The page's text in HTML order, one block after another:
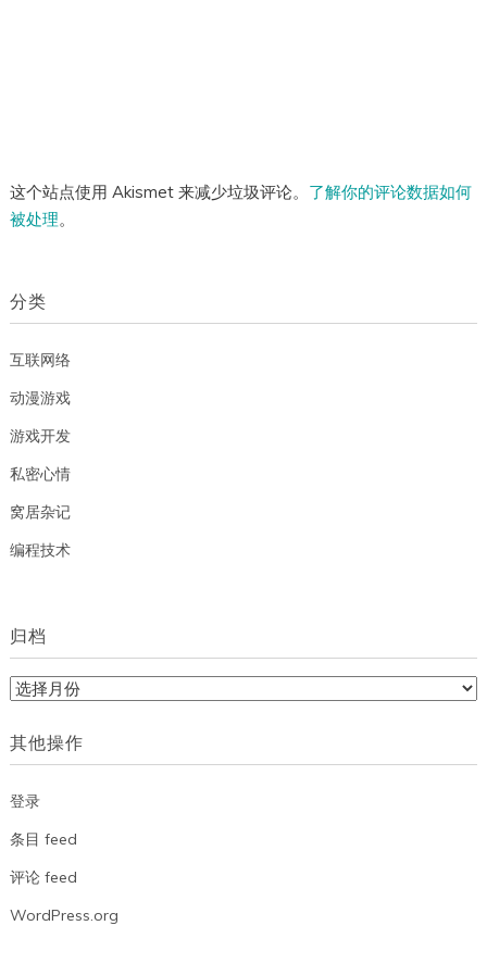
这个站点使用 Akismet 来减少垃圾评论。 了解你的评论数据如何
被处理。
分类
互联网络
动漫游戏
游戏开发
私密心情
窝居杂记
编程技术
归档
归
其他操作
登录
条目 feed
评论 feed
WordPress.org